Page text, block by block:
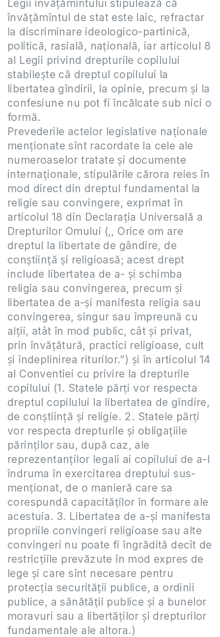
Legii învăţămîntului stipulează că
învăţămîntul de stat este laic, refractar
la discriminare ideologico-partinică,
politică, rasială, naţională, iar articolul 8
al Legii privind drepturile copilului
stabileşte că dreptul copilului la
libertatea gîndirii, la opinie, precum şi la
confesiune nu pot fi încălcate sub nici o
formă.
Prevederile actelor legislative naţionale
menţionate sînt racordate la cele ale
numeroaselor tratate şi documente
internaţionale, stipulările cărora reies în
mod direct din dreptul fundamental la
religie sau convingere, exprimat în
articolul 18 din Declaraţia Universală a
Drepturilor Omului (,, Orice om are
dreptul la libertate de gândire, de
conştiinţă şi religioasă; acest drept
include libertatea de a- şi schimba
religia sau convingerea, precum şi
libertatea de a-şi manifesta religia sau
convingerea, singur sau împreună cu
alţii, atât în mod public, cât şi privat,
prin învăţătură, practici religioase, cult
şi îndeplinirea riturilor.”) şi în articolul 14
al Conventiei cu privire la drepturile
copilului (1. Statele părţi vor respecta
dreptul copilului la libertatea de gîndire,
de conştiinţă şi religie. 2. Statele părţi
vor respecta drepturile şi obligaţiile
părinţilor sau, după caz, ale
reprezentanţilor legali ai copilului de a-l
îndruma în exercitarea dreptului sus-
menţionat, de o manieră care sa
corespundă capacităţilor în formare ale
acestuia. 3. Libertatea de a-şi manifesta
propriile convingeri religioase sau alte
convingeri nu poate fi îngrădită decît de
restricţiile prevăzute în mod expres de
lege şi care sînt necesare pentru
protecţia securităţii publice, a ordinii
publice, a sănătăţii publice şi a bunelor
moravuri sau a libertăţilor şi drepturilor
fundamentale ale altora.)